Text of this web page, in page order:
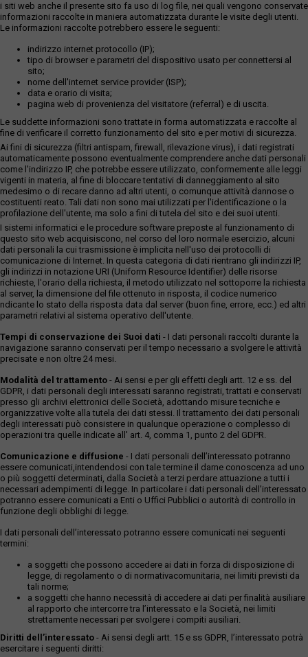
i siti web anche il presente sito fa uso di log file, nei quali vengono conservate
informazioni raccolte in maniera automatizzata durante le visite degli utenti.
Le informazioni raccolte potrebbero essere le seguenti:
indirizzo internet protocollo (IP);
tipo di browser e parametri del dispositivo usato per connettersi al
sito;
nome dell'internet service provider (ISP);
data e orario di visita;
pagina web di provenienza del visitatore (referral) e di uscita.
Le suddette informazioni sono trattate in forma automatizzata e raccolte al
fine di verificare il corretto funzionamento del sito e per motivi di sicurezza.
Ai fini di sicurezza (filtri antispam, firewall, rilevazione virus), i dati registrati
automaticamente possono eventualmente comprendere anche dati personali
come l'indirizzo IP, che potrebbe essere utilizzato, conformemente alle leggi
vigenti in materia, al fine di bloccare tentativi di danneggiamento al sito
medesimo o di recare danno ad altri utenti, o comunque attività dannose o
costituenti reato. Tali dati non sono mai utilizzati per l'identificazione o la
profilazione dell'utente, ma solo a fini di tutela del sito e dei suoi utenti.
I sistemi informatici e le procedure software preposte al funzionamento di
questo sito web acquisiscono, nel corso del loro normale esercizio, alcuni
dati personali la cui trasmissione è implicita nell'uso dei protocolli di
comunicazione di Internet. In questa categoria di dati rientrano gli indirizzi IP,
gli indirizzi in notazione URI (Uniform Resource Identifier) delle risorse
richieste, l'orario della richiesta, il metodo utilizzato nel sottoporre la richiesta
al server, la dimensione del file ottenuto in risposta, il codice numerico
ndicante lo stato della risposta data dal server (buon fine, errore, ecc.) ed altri
parametri relativi al sistema operativo dell'utente.
Tempi di conservazione dei Suoi dati - I dati personali raccolti durante la
navigazione saranno conservati per il tempo necessario a svolgere le attività
precisate e non oltre 24 mesi.
Modalità del trattamento - Ai sensi e per gli effetti degli artt. 12 e ss. del
GDPR, i dati personali degli interessati saranno registrati, trattati e conservati
presso gli archivi elettronici delle Società, adottando misure tecniche e
organizzative volte alla tutela dei dati stessi. Il trattamento dei dati personali
degli interessati può consistere in qualunque operazione o complesso di
operazioni tra quelle indicate all' art. 4, comma 1, punto 2 del GDPR.
Comunicazione e diffusione - I dati personali dell’interessato potranno
essere comunicati,intendendosi con tale termine il darne conoscenza ad uno
o più soggetti determinati, dalla Società a terzi perdare attuazione a tutti i
necessari adempimenti di legge. In particolare i dati personali dell’interessato
potranno essere comunicati a Enti o Uffici Pubblici o autorità di controllo in
funzione degli obblighi di legge.
I dati personali dell’interessato potranno essere comunicati nei seguenti
termini:
a soggetti che possono accedere ai dati in forza di disposizione di
legge, di regolamento o di normativacomunitaria, nei limiti previsti da
tali norme;
a soggetti che hanno necessità di accedere ai dati per finalità ausiliare
al rapporto che intercorre tra l’interessato e la Società, nei limiti
strettamente necessari per svolgere i compiti ausiliari.
Diritti dell’interessato - Ai sensi degli artt. 15 e ss GDPR, l’interessato potrà
esercitare i seguenti diritti: